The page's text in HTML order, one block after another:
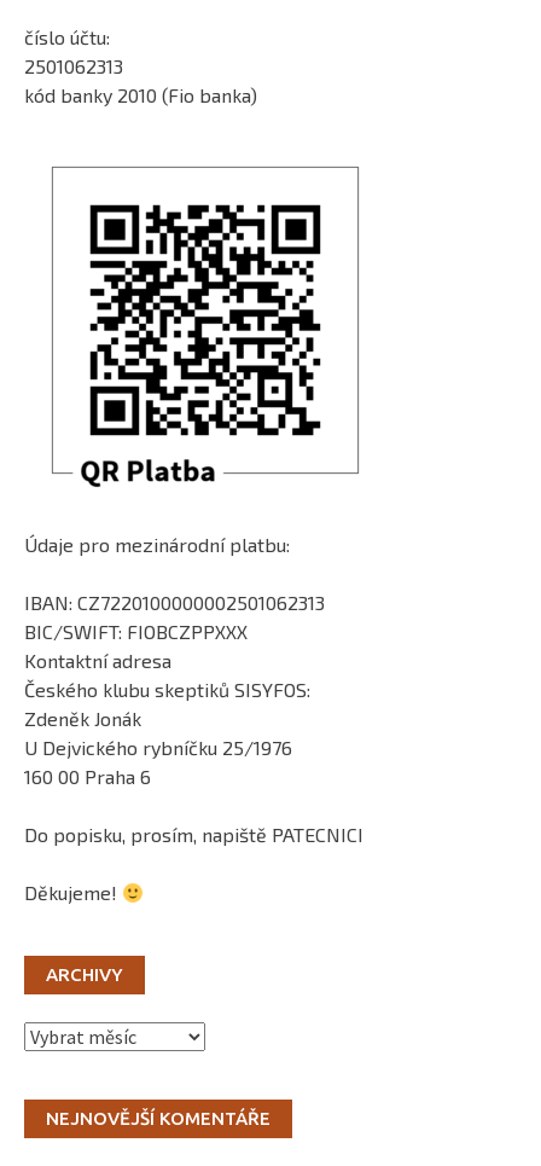
číslo účtu:
2501062313
kód banky 2010 (Fio banka)
Údaje pro mezinárodní platbu:
IBAN: CZ7220100000002501062313
BIC/SWIFT: FIOBCZPPXXX
Kontaktní adresa
Českého klubu skeptiků SISYFOS:
Zdeněk Jonák
U Dejvického rybníčku 25/1976
160 00 Praha 6
Do popisku, prosím, napiště PATECNICI
Děkujeme!
ARCHIVY
Archivy
NEJNOVĚJŠÍ KOMENTÁŘE